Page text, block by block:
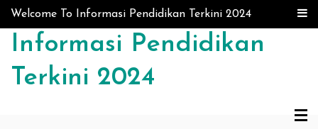
Skip to content
Welcome To Informasi Pendidikan Terkini 2024
Informasi Pendidikan
Terkini 2024